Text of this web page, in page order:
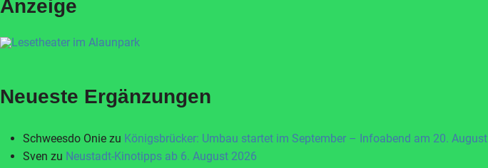
Anzeige
Neueste Ergänzungen
Schweesdo Onie zu Königsbrücker: Umbau startet im September – Infoabend am 20. August
Sven zu Neustadt-Kinotipps ab 6. August 2026